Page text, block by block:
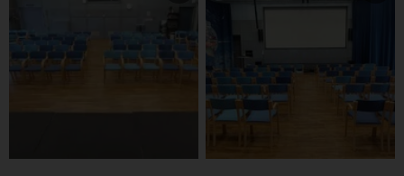
museiparken.
(seminarielokalerna)
(seminarielokalerna)